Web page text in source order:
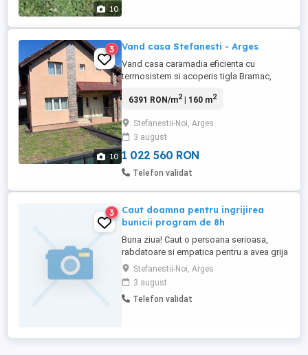
10
10
3 Vand casa Stefanesti - Arges
Vand casa caramadia eficienta cu
termosistem si acoperis tigla Bramac,
Tamplarie PVC, usi intrare metalice si
calorifere, termostat Wi-Fi parter si capete
termostatate etaj. AC. Sistem fotovoltaic
3kw. Gard metalic cu ...
6391 RON/m2| 160 m2
Stefanestii-Noi, Arges
3 august
1 022 560 RON
Telefon validat
3
Caut doamna pentru ingrijirea
bunicii program de 8h
Buna ziua! Caut o persoana serioasa,
rabdatoare si empatica pentru a avea grija
de bunica mea cat timp sunt la munca,
este bolnava de Alzheimer numai
comunica este foarte linistita.
RESPONSABIITATI : Program de 8 h
prescris. Servirea ...
Stefanestii-Noi, Arges
3 august
Telefon validat